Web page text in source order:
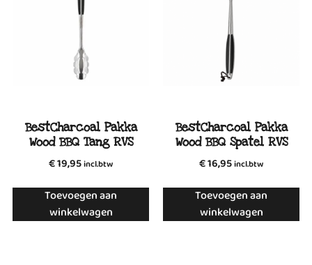
BestCharcoal Pakka
Wood BBQ Tang RVS
€19,95incl.btw
Toevoegen aan
winkelwagen
BestCharcoal Pakka
Wood BBQ Spatel RVS
€16,95incl.btw
Toevoegen aan
winkelwagen